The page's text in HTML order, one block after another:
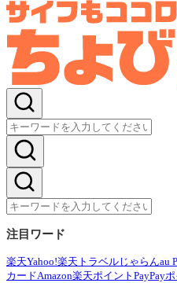
注目ワード
楽天Yahoo!楽天トラベル じゃらんau
カードAmazon楽天ポイント PayPay